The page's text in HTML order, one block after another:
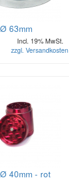
63mm
Incl. 19% MwSt.
zzgl. Versandkosten
40mm - rot